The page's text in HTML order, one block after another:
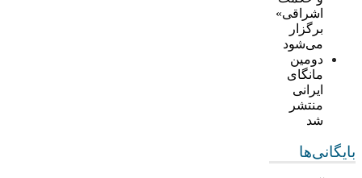
اشراقی»
برگزار
می‌شود
دومین
مانگای
ایرانی
منتشر
شد
بایگانی‌ها